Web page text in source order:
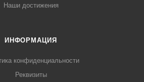
Наши достижения
ИНФОРМАЦИЯ
конфиденциальности
Реквизиты